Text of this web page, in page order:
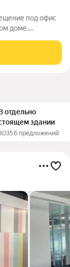
под офис
доме.
отдельно
здании
предложений